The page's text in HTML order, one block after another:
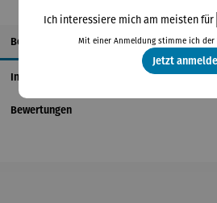
Beschreibung
Informationen zum Hersteller
Bewertungen
Ich interessiere mich am meisten für
Mit einer Anmeldung stimme ich der
Jetzt